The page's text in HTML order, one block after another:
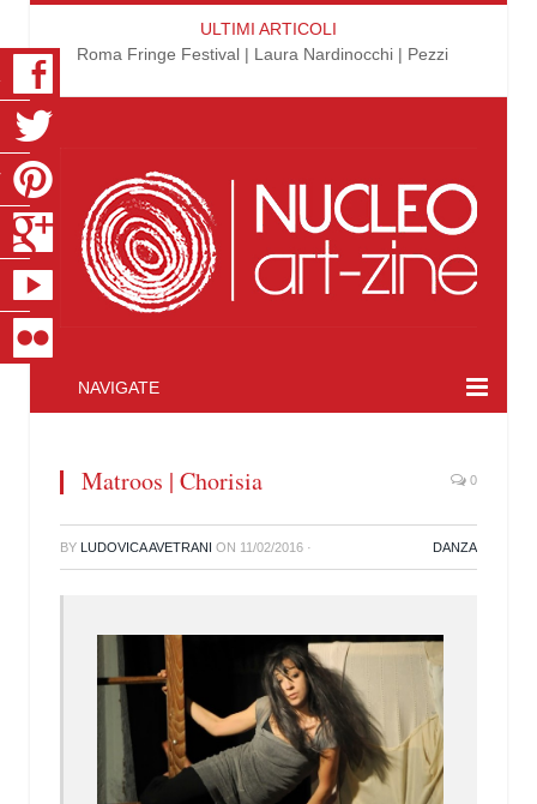
ULTIMI ARTICOLI
Roma Fringe Festival | Laura Nardinocchi | Pezzi
NAVIGATE
Matroos | Chorisia 0
BY LUDOVICA AVETRANI ON 11/02/2016 · DANZA